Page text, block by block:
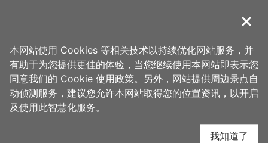
導覽
首页 > 想去的地方 > 美食、购物 > 食一碗秋香的味道
食一碗秋香的味道 周边
店家
关闭
本网站使用 Cookies 等相关技术以持续优化网站服务，并
有助于为您提供更佳的体验，当您继续使用本网站即表示您
同意我们的 Cookie 使用政策。另外，网站提供周边景点自
动侦测服务，建议您允许本网站取得您的位置资讯，以开启
及使用此智慧化服务。
我知道了